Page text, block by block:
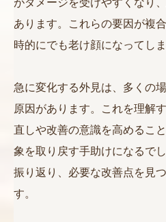
がダメージを受けやすくなり
あります。これらの要因が複
時的にでも老け顔になってしま
急に変化する外見は、多くの
原因があります。これを理解
直しや改善の意識を高めるこ
象を取り戻す手助けになるで
振り返り、必要な改善点を見
す。